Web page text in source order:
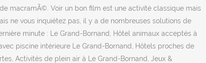
macramÃ©. Voir un bon film est une activité classique mais
ne vous inquiétez pas, il y a de nombreuses solutions de
minute : Le Grand-Bornand, Hôtel animaux acceptés à
piscine intérieure Le Grand-Bornand, Hôtels proches de
Activités de plein air à Le Grand-Bornand, Jeux &